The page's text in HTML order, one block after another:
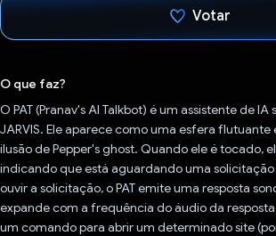
Votar
O que faz?
O PAT (Pranav's AI Talkbot) é um assistente de
JARVIS. Ele aparece como uma esfera flutuante
ilusão de Pepper's ghost. Quando ele é tocado,
indicando que está aguardando uma solicitação
ouvir a solicitação, o PAT emite uma resposta
expande com a frequência do áudio da
um comando para abrir um determinado site